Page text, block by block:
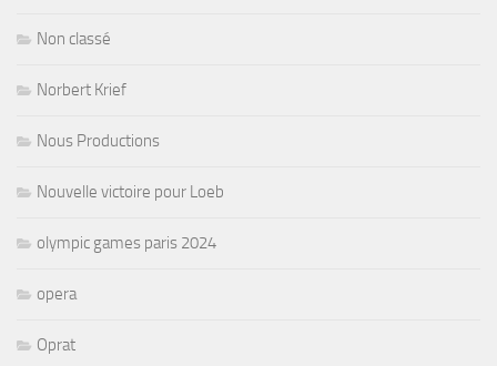
Non classé
Norbert Krief
Nous Productions
Nouvelle victoire pour Loeb
olympic games paris 2024
opera
Oprat